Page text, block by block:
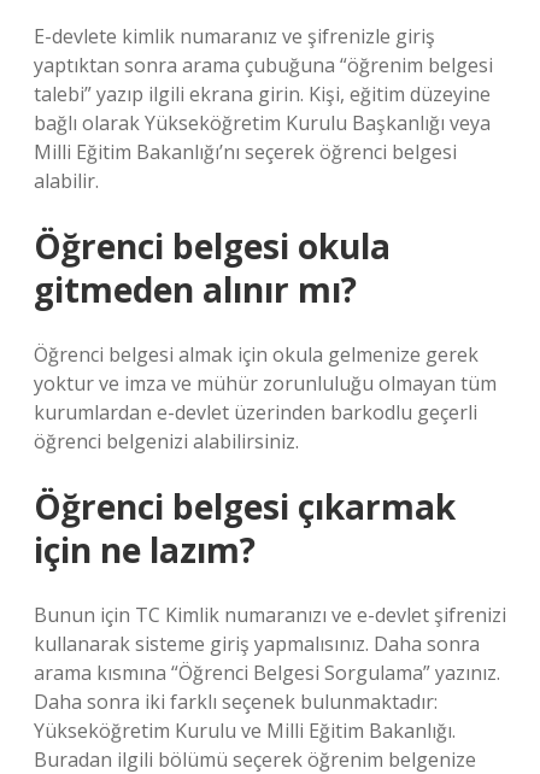
E-devlete kimlik numaranız ve şifrenizle giriş
yaptıktan sonra arama çubuğuna “öğrenim belgesi
talebi” yazıp ilgili ekrana girin. Kişi, eğitim düzeyine
bağlı olarak Yükseköğretim Kurulu Başkanlığı veya
Milli Eğitim Bakanlığı’nı seçerek öğrenci belgesi
alabilir.
Öğrenci belgesi okula
gitmeden alınır mı?
Öğrenci belgesi almak için okula gelmenize gerek
yoktur ve imza ve mühür zorunluluğu olmayan tüm
kurumlardan e-devlet üzerinden barkodlu geçerli
öğrenci belgenizi alabilirsiniz.
Öğrenci belgesi çıkarmak
için ne lazım?
Bunun için TC Kimlik numaranızı ve e-devlet şifrenizi
kullanarak sisteme giriş yapmalısınız. Daha sonra
arama kısmına “Öğrenci Belgesi Sorgulama” yazınız.
Daha sonra iki farklı seçenek bulunmaktadır:
Yükseköğretim Kurulu ve Milli Eğitim Bakanlığı.
Buradan ilgili bölümü seçerek öğrenim belgenize